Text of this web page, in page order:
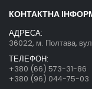
КОНТАКТНА
АДРЕСА:
36022, м. Полтава,
ТЕЛЕФОН:
+380 (66) 573-31-86
+380 (96) 044-75-03